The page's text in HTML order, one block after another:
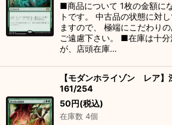
■商品について 1枚の金額に
トです。 中古品の状態に対
ますので、 極端にこだわり
ご遠慮下さい。 ■在庫は十
が、店頭在庫…
【モダンホライゾン レア
161/254
50円(税込)
在庫数 4個